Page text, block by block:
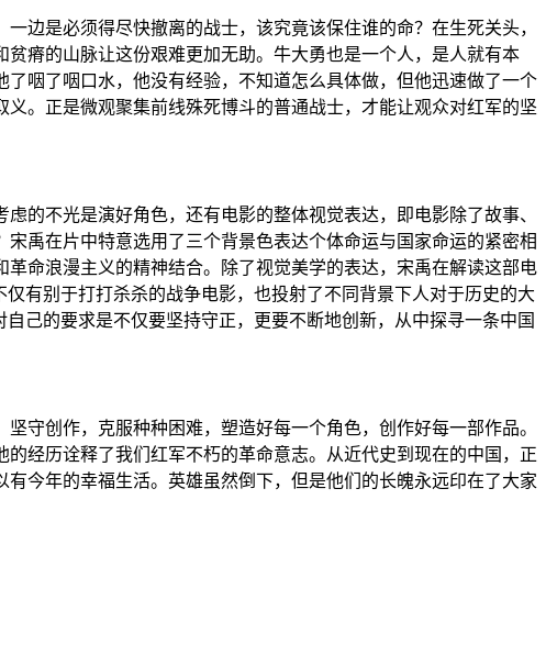
边是必须得尽快撤离的战士，该究竟该保住谁的命？在生死关头，
瘠的山脉让这份艰难更加无助。牛大勇也是一个人，是人就有本
咽了咽口水，他没有经验，不知道怎么具体做，但他迅速做了一个
。正是微观聚集前线殊死博斗的普通战士，才能让观众对红军的坚
的不光是演好角色，还有电影的整体视觉表达，即电影除了故事、
禹在片中特意选用了三个背景色表达个体命运与国家命运的紧密相
命浪漫主义的精神结合。除了视觉美学的表达，宋禹在解读这部电
有别于打打杀杀的战争电影，也投射了不同背景下人对于历史的大
己的要求是不仅要坚持守正，更要不断地创新，从中探寻一条中国
守创作，克服种种困难，塑造好每一个角色，创作好每一部作品。
经历诠释了我们红军不朽的革命意志。从近代史到现在的中国，正
今年的幸福生活。英雄虽然倒下，但是他们的长魄永远印在了大家